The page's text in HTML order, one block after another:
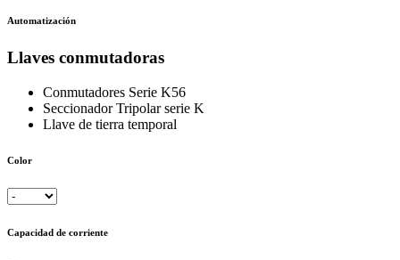
Automatización
Llaves conmutadoras
Conmutadores Serie K56
Seccionador Tripolar serie K
Llave de tierra temporal
Color
Capacidad de corriente